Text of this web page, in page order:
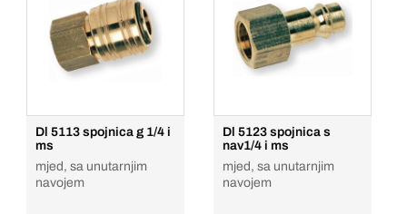
Dl 5113 spojnica g 1/4 i
ms
mjed, sa unutarnjim
navojem
Dl 5123 spojnica s
nav1/4 i ms
mjed, sa unutarnjim
navojem